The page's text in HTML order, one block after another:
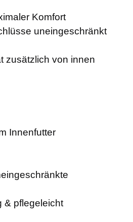
Komfort
uneingeschränkt
zusätzlich von innen
Innenfutter
& pflegeleicht